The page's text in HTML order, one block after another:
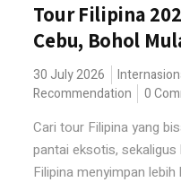
Tour Filipina
Cebu, Bohol
30 July 2026
Recommendation
0
Cari tour Filipina yang
pantai eksotis,
Filipina menyimpan lebih